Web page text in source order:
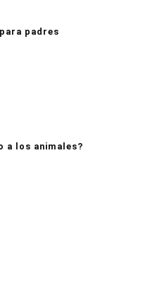
padres
a los animales?